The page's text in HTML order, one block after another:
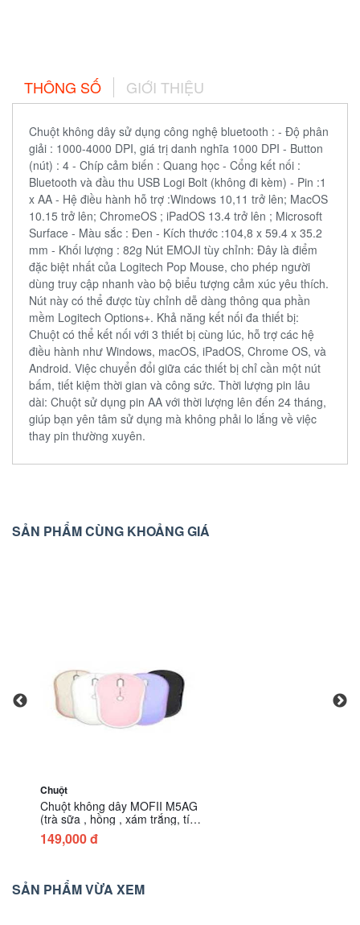
THÔNG SỐ GIỚI THIỆU
Chuột không dây sử dụng công nghệ bluetooth : - Độ phân
giải : 1000-4000 DPI, giá trị danh nghĩa 1000 DPI - Button
(nút) : 4 - Chíp cảm biến : Quang học - Cổng kết nối :
Bluetooth và đầu thu USB Logi Bolt (không đi kèm) - Pin :1
x AA - Hệ điều hành hỗ trợ :Windows 10,11 trở lên; MacOS
10.15 trở lên; ChromeOS ; iPadOS 13.4 trở lên ; Microsoft
Surface - Màu sắc : Đen - Kích thước :104,8 x 59.4 x 35.2
mm - Khối lượng : 82g Nút EMOJI tùy chỉnh: Đây là điểm
đặc biệt nhất của Logitech Pop Mouse, cho phép người
dùng truy cập nhanh vào bộ biểu tượng cảm xúc yêu thích.
Nút này có thể được tùy chỉnh dễ dàng thông qua phần
mềm Logitech Options+. Khả năng kết nối đa thiết bị:
Chuột có thể kết nối với 3 thiết bị cùng lúc, hỗ trợ các hệ
điều hành như Windows, macOS, iPadOS, Chrome OS, và
Android. Việc chuyển đổi giữa các thiết bị chỉ cần một nút
bấm, tiết kiệm thời gian và công sức. Thời lượng pin lâu
dài: Chuột sử dụng pin AA với thời lượng lên đến 24 tháng,
giúp bạn yên tâm sử dụng mà không phải lo lắng về việc
thay pin thường xuyên.
SẢN PHẨM CÙNG KHOẢNG GIÁ
Chuột
Chuột không dây wireless +
Bluetooth MOFII M5DM (trà
sữa, hồng , trắng bạc,tím,đen
xám)
129,000 đ
SẢN PHẨM VỪA XEM